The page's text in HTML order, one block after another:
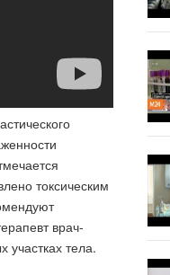
токсическим
врач-
тела.